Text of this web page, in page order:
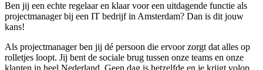
Ben jij een echte regelaar en klaar voor een uitdagende functie als
projectmanager bij een IT bedrijf in Amsterdam? Dan is dit jouw
kans!
Als projectmanager ben jij dé persoon die ervoor zorgt dat alles op
rolletjes loopt. Jij bent de sociale brug tussen onze teams en onze
klanten in heel Nederland. Geen dag is hetzelfde en je krijgt volop